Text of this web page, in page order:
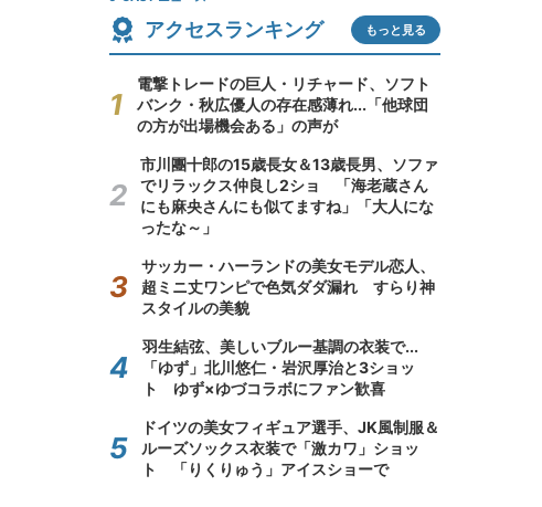
アクセスランキング もっと見る
電撃トレードの巨人・リチャード、ソフト
バンク・秋広優人の存在感薄れ...「他球団
の方が出場機会ある」の声が
市川團十郎の15歳長女＆13歳長男、ソファ
でリラックス仲良し2ショ 「海老蔵さん
にも麻央さんにも似てますね」「大人にな
ったな～」
サッカー・ハーランドの美女モデル恋人、
超ミニ丈ワンピで色気ダダ漏れ すらり神
スタイルの美貌
羽生結弦、美しいブルー基調の衣装で...
「ゆず」北川悠仁・岩沢厚治と3ショッ
ト ゆず×ゆづコラボにファン歓喜
ドイツの美女フィギュア選手、JK風制服＆
ルーズソックス衣装で「激カワ」ショッ
ト 「りくりゅう」アイスショーで